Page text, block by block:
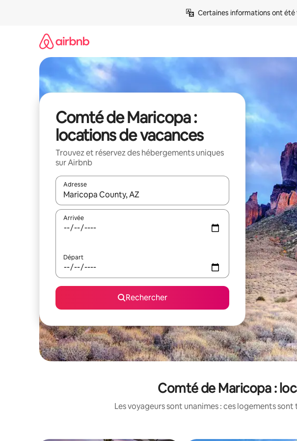
Certaines informations ont
Comté de Maricopa :
locations de vacances
Trouvez et réservez des hébergements uniques
sur Airbnb
Adresse
Lorsque les résultats s'affichent, utilisez les flèches vers le haut et vers le
Arrivée
Départ
Rechercher
Comté de Maricopa :
Les voyageurs sont unanimes : ces logements